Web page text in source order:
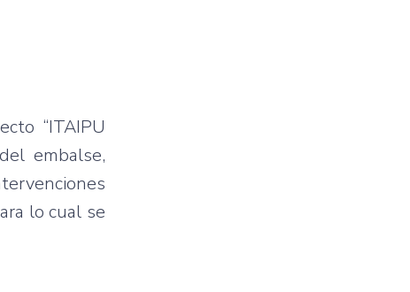
“ITAIPU
embalse,
lo cual se